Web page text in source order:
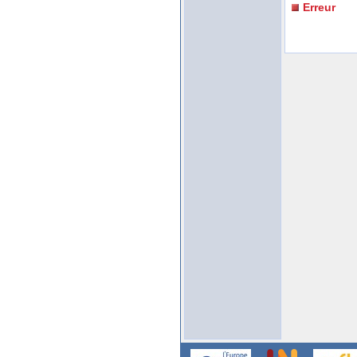
Erreur